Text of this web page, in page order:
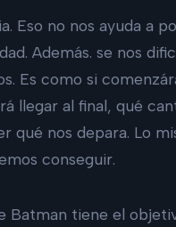
Eso no nos ayuda a
Además. se nos
Es como si
llegar al final, qué
qué nos depara. Lo
conseguir.
Batman tiene el